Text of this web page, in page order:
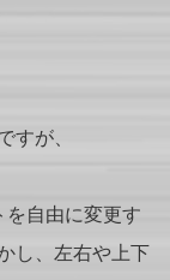
すが、
を自由に変更す
し、左右や上下